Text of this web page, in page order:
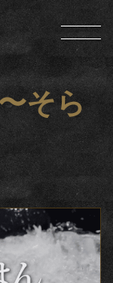
そら